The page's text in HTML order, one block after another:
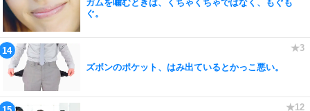
ガムを噛むときは、くちゃくちゃではなく、もぐも
ぐ。
ズボンのポケット、はみ出ているとかっこ悪い。